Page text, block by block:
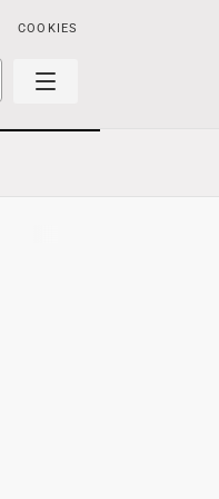
COOKIES